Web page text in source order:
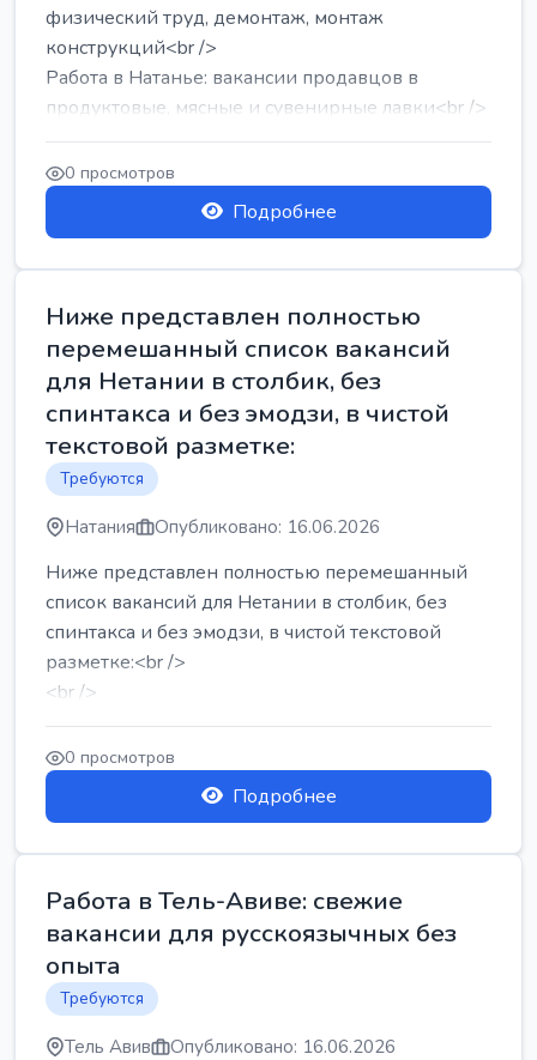
физический труд, демонтаж, монтаж
конструкций<br />
Работа в Натанье: вакансии продавцов в
продуктовые, мясные и сувенирные лавки<br />
Разнорабочий на сборку м...
0 просмотров
Подробнее
Ниже представлен полностью
перемешанный список вакансий
для Нетании в столбик, без
спинтакса и без эмодзи, в чистой
текстовой разметке:
Требуются
Натания Опубликовано: 16.06.2026
Ниже представлен полностью перемешанный
список вакансий для Нетании в столбик, без
спинтакса и без эмодзи, в чистой текстовой
разметке:<br />
<br />
Работа в Нетании на мебельном производстве:
требу...
0 просмотров
Подробнее
Работа в Тель-Авиве: свежие
вакансии для русскоязычных без
опыта
Требуются
Тель Авив Опубликовано: 16.06.2026